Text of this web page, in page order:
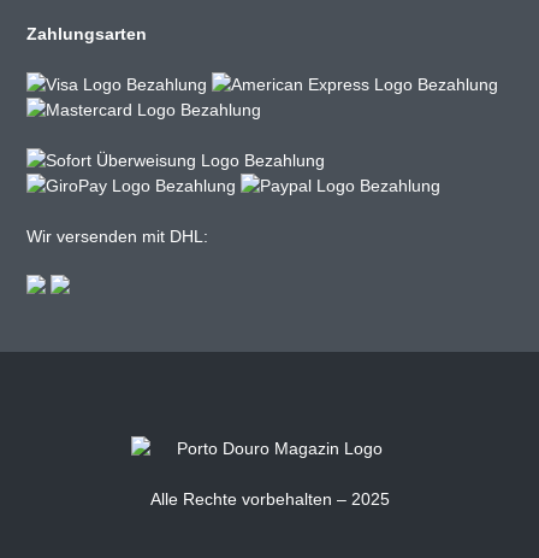
Zahlungsarten
Wir versenden mit DHL:
Alle Rechte vorbehalten – 2025